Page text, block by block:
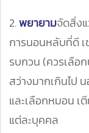
2.พยายามจัดสิ่ง
การนอนหลับที่ดี เ
รบกวน (ควรเลือ
สว่างมากเกินไป
และเลือกหมอน เ
แต่ละบุคคล